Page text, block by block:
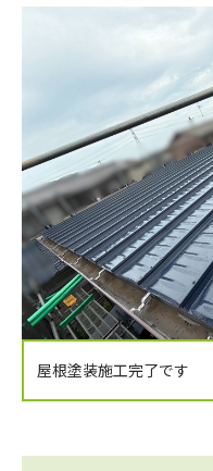
屋根塗装施工完了です